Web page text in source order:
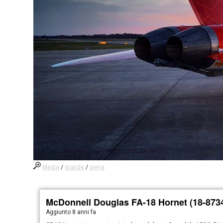
Media / grande / piena
McDonnell Douglas FA-18 Hornet (18-
Aggiunto 8 anni fa